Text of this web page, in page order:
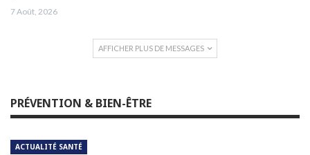
7 Août, 2026
AFFICHER PLUS DE MESSAGES
PRÉVENTION & BIEN-ÊTRE
ACTUALITÉ SANTÉ